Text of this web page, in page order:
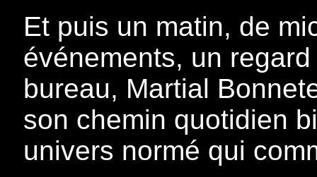
Et puis un matin, de
événements, un
bureau, Martial
son chemin quotidien
univers normé qui